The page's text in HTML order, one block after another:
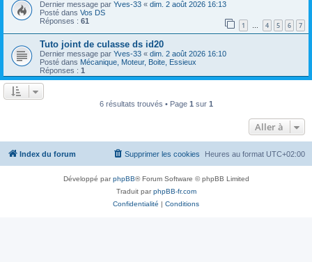
Dernier message par Yves-33 « dim. 2 août 2026 16:13
Posté dans Vos DS
Réponses : 61 1 … 4 5 6 7
Tuto joint de culasse ds id20
Dernier message par Yves-33 « dim. 2 août 2026 16:10
Posté dans Mécanique, Moteur, Boite, Essieux
Réponses : 1
6 résultats trouvés • Page 1 sur 1
Aller à
Index du forum Heures au format UTC+02:00
Supprimer les cookies
Développé parphpBB® Forum Software © phpBB Limited
Traduit parphpBB-fr.com
Confidentialité | Conditions